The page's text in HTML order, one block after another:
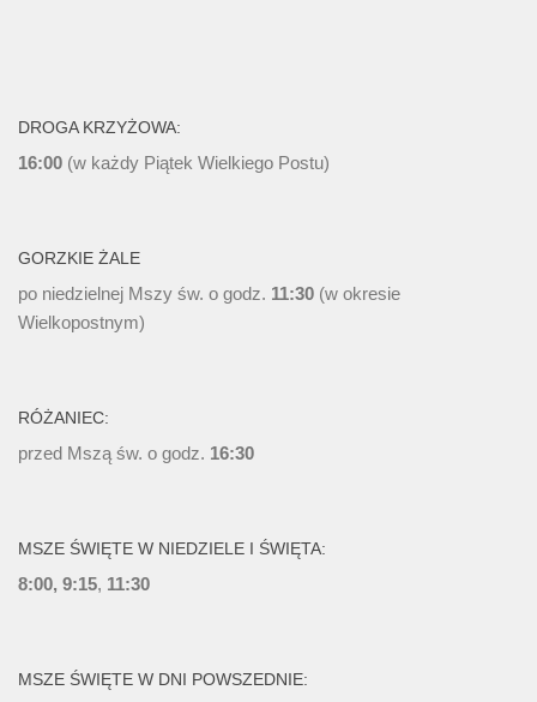
DROGA KRZYŻOWA:
16:00 (w każdy Piątek Wielkiego Postu)
GORZKIE ŻALE
po niedzielnej Mszy św. o godz. 11:30 (w okresie
Wielkopostnym)
RÓŻANIEC:
przed Mszą św. o godz. 16:30
MSZE ŚWIĘTE W NIEDZIELE I ŚWIĘTA:
8:00, 9:15, 11:30
MSZE ŚWIĘTE W DNI POWSZEDNIE: